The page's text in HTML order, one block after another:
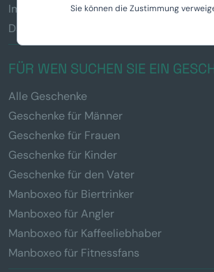
Sie können die Zustimmung
Impressum
Datenschutz
FÜR WEN SUCHEN SIE EIN
Alle Geschenke
Geschenke für Männer
Geschenke für Frauen
Geschenke für Kinder
Geschenke für den Vater
Manboxeo für Biertrinker
Manboxeo für Angler
Manboxeo für Kaffeeliebhaber
Manboxeo für Fitnessfans